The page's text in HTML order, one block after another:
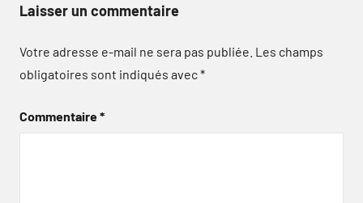
Laisser un commentaire
Votre adresse e-mail ne sera pas publiée. Les champs
obligatoires sont indiqués avec*
Commentaire*